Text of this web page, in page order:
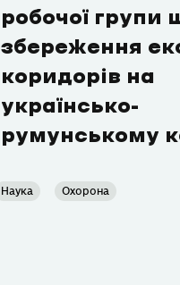
робочої групи
збереження
коридорів на
українсько-
румунському
Наука Охорона